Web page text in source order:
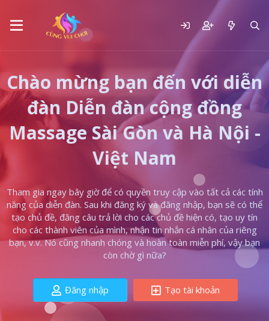
Chào mừng bạn đến với diễn
đàn Diễn đàn cộng đồng
Massage Sài Gòn và Hà Nội -
Việt Nam
Tham gia ngay bây giờ để có quyền truy cập vào tất cả các tính
năng của diễn đàn. Sau khi đăng ký và đăng nhập, bạn sẽ có thể
tạo chủ đề, đăng câu trả lời cho các chủ đề hiện có, tạo uy tín
cho các thành viên của mình, nhận tin nhắn cá nhân của riêng
bạn, v.v. Nó cũng nhanh chóng và hoàn toàn miễn phí, vậy bạn
còn chờ gì nữa?
Đăng nhập Tạo tài khoản